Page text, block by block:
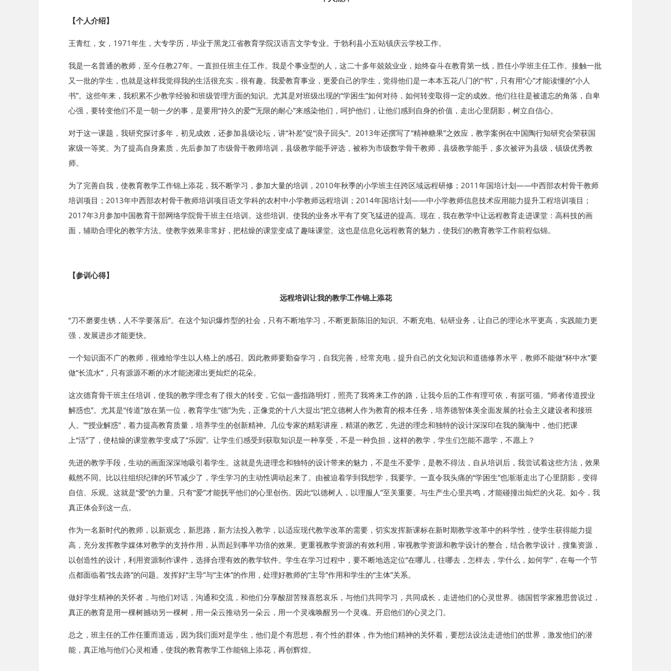
【个人介绍】
王青红，女，1971年生，大专学历，毕业于黑龙江省教育学院汉语言文学专业。于勃利县小五站镇庆云学校工作。
我是一名普通的教师，至今任教27年。一直担任班主任工作。我是个事业型的人，这二十多年兢兢业业，始终奋斗在教育第一线，胜任小学班主任工作。接触一批
又一批的学生，也就是这样我觉得我的生活很充实，很有趣。我爱教育事业，更爱自己的学生，觉得他们是一本本五花八门的“书”，只有用“心”才能读懂的“小人
书”。这些年来，我积累不少教学经验和班级管理方面的知识。尤其是对班级出现的“学困生”如何对待，如何转变取得一定的成效。他们往往是被遗忘的角落，自卑
心强，要转变他们不是一朝一夕的事，是要用“持久的爱”“无限的耐心”来感染他们，呵护他们，让他们感到自身的价值，走出心里阴影，树立自信心。
对于这一课题，我研究探讨多年，初见成效，还参加县级论坛，讲“补差”促“浪子回头”。2013年还撰写了“精神糖果”之效应，教学案例在中国陶行知研究会荣获国
家级一等奖。为了提高自身素质，先后参加了市级骨干教师培训，县级教学能手评选，被称为市级数学骨干教师，县级教学能手，多次被评为县级，镇级优秀教
师。
为了完善自我，使教育教学工作锦上添花，我不断学习，参加大量的培训，2010年秋季的小学班主任跨区域远程研修；2011年国培计划——中西部农村骨干教师
培训项目；2013年中西部农村骨干教师培训项目语文学科的农村中小学教师远程培训；2014年国培计划——中小学教师信息技术应用能力提升工程培训项目；
2017年3月参加中国教育干部网络学院骨干班主任培训。这些培训。使我的业务水平有了突飞猛进的提高。现在，我在教学中让远程教育走进课堂：高科技的画
面，辅助合理化的教学方法。使教学效果非常好，把枯燥的课堂变成了趣味课堂。这也是信息化远程教育的魅力，使我们的教育教学工作前程似锦。
【参训心得】
远程培训让我的教学工作锦上添花
“刀不磨要生锈，人不学要落后”。在这个知识爆炸型的社会，只有不断地学习，不断更新陈旧的知识、不断充电、钻研业务，让自己的理论水平更高，实践能力更
强，发展进步才能更快。
一个知识面不广的教师，很难给学生以人格上的感召。因此教师要勤奋学习，自我完善，经常充电，提升自己的文化知识和道德修养水平，教师不能做“杯中水”要
做“长流水”，只有源源不断的水才能浇灌出更灿烂的花朵。
这次德育骨干班主任培训，使我的教学理念有了很大的转变，它似一盏指路明灯，照亮了我将来工作的路，让我今后的工作有理可依，有据可循。“师者传道授业
解惑也”。尤其是“传道”放在第一位，教育学生“德”为先，正像党的十八大提出“把立德树人作为教育的根本任务，培养德智体美全面发展的社会主义建设者和接班
人。”“授业解惑”，着力提高教育质量，培养学生的创新精神。几位专家的精彩讲座，精湛的教艺，先进的理念和独特的设计深深印在我的脑海中，他们把课
上“活”了，使枯燥的课堂教学变成了“乐园”。让学生们感受到获取知识是一种享受，不是一种负担，这样的教学，学生们怎能不愿学，不愿上？
先进的教学手段，生动的画面深深地吸引着学生。这就是先进理念和独特的设计带来的魅力，不是生不爱学，是教不得法，自从培训后，我尝试着这些方法，效果
截然不同。比以往组织纪律的环节减少了，学生学习的主动性调动起来了。由被迫着学到我想学，我要学。一直令我头痛的“学困生”也渐渐走出了心里阴影，变得
自信、乐观。这就是“爱”的力量。只有“爱”才能抚平他们的心里创伤。因此“以德树人，以理服人”至关重要。与生产生心里共鸣，才能碰撞出灿烂的火花。如今，我
真正体会到这一点。
作为一名新时代的教师，以新观念，新思路，新方法投入教学，以适应现代教学改革的需要，切实发挥新课标在新时期教学改革中的科学性，使学生获得能力提
高，充分发挥教学媒体对教学的支持作用，从而起到事半功倍的效果。更重视教学资源的有效利用，审视教学资源和教学设计的整合，结合教学设计，搜集资源，
以创造性的设计，利用资源制作课件，选择合理有效的教学软件。学生在学习过程中，要不断地选定位“在哪儿，往哪去，怎样去，学什么，如何学”，在每一个节
点都面临着“找去路”的问题。发挥好“主导”与“主体”的作用，处理好教师的“主导”作用和学生的“主体”关系。
做好学生精神的关怀者，与他们对话，沟通和交流，和他们分享酸甜苦辣喜怒哀乐，与他们共同学习，共同成长，走进他们的心灵世界。德国哲学家雅思曾说过，
真正的教育是用一棵树撼动另一棵树，用一朵云推动另一朵云，用一个灵魂唤醒另一个灵魂。开启他们的心灵之门。
总之，班主任的工作任重而道远，因为我们面对是学生，他们是个有思想，有个性的群体，作为他们精神的关怀着，要想法设法走进他们的世界，激发他们的潜
能，真正地与他们心灵相通，使我的教育教学工作能锦上添花，再创辉煌。